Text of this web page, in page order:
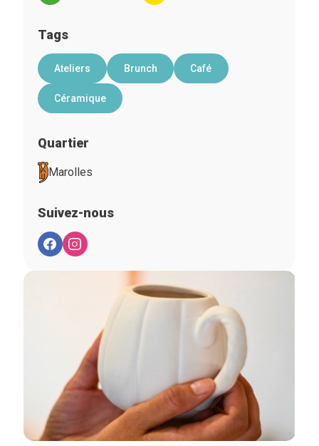
Tags
Ateliers Brunch Café
Céramique
Quartier
Marolles
Suivez-nous